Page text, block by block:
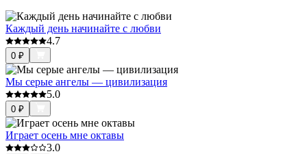
Каждый день начинайте с любви
4.7
0 ₽
Мы серые ангелы — цивилизация
5.0
0 ₽
Играет осень мне октавы
3.0